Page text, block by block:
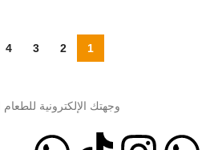
1
2
3
4
وجهتك الإلكترونية